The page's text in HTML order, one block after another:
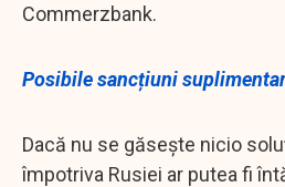
Commerzbank.
Posibile sancțiuni
Dacă nu se găsește nicio
împotriva Rusiei ar putea fi